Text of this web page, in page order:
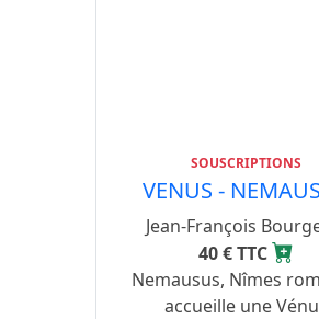
SOUSCRIPTIONS
VENUS -
Jean-François
40 € TTC
Nemausus, Nîmes
accueille une